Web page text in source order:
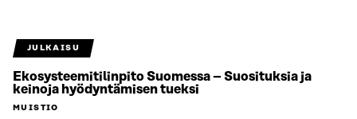
JULKAISU
Ekosysteemitilinpito Suomessa – Suosituksia ja
keinoja hyödyntämisen tueksi
MUISTIO